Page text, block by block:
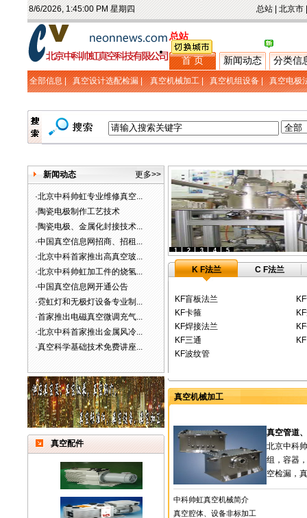
8/6/2026, 1:45:01 PM 星期四 总站 北京市
总站
首 页 新闻动态 分类信
全部信息 | 真空设计选配检漏| 真空机械加工| 真空机组设备| 真空电极
新闻动态 更多>>
·北京中科帅虹专业维修真空...
·陶瓷电极制作工艺技术
·陶瓷电极、金属化封接技术...
·中国真空信息网招商、招租...
·北京中科首家推出高真空玻...
·北京中科帅虹加工件的烧氢...
·中国真空信息网开通公告
·霓虹灯和无极灯设备专业制...
·首家推出电磁真空微调充气...
·北京中科首家推出金属风冷...
·真空科学基础技术免费讲座...
真空配件
1 2 3 4 5
K F法兰 C F法兰
KF盲板法兰
KF卡箍
KF焊接法兰
KF三通
KF波纹管
真空机械加工
真空管道
北京中科
组，容器
空检漏，
中科帅虹真空机械简介
真空腔体、设备非标加工